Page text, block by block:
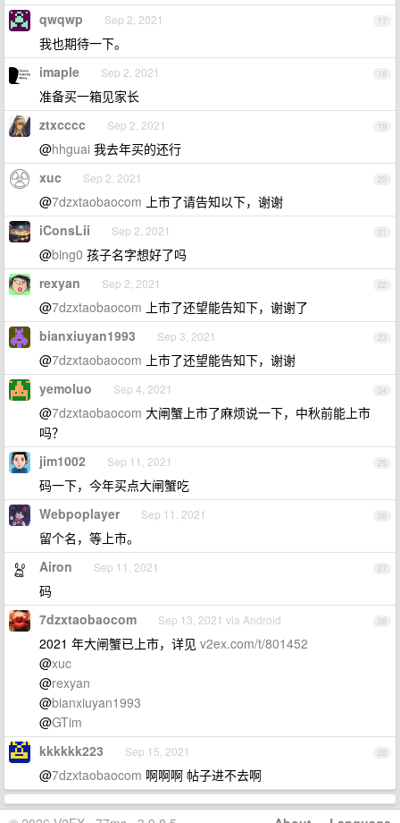
17
qwqwp Sep 2, 2021
我也期待一下。
18
imaple Sep 2, 2021
准备买一箱见家长
19
ztxcccc Sep 2, 2021
@hhguai 我去年买的还行
20
xuc Sep 2, 2021
@7dzxtaobaocom 上市了请告知以下，谢谢
21
iConsLii Sep 2, 2021
@bing0 孩子名字想好了吗
22
rexyan Sep 2, 2021
@7dzxtaobaocom 上市了还望能告知下，谢谢了
23
bianxiuyan1993 Sep 3, 2021
@7dzxtaobaocom 上市了还望能告知下，谢谢
24
yemoluo Sep 4, 2021
@7dzxtaobaocom 大闸蟹上市了麻烦说一下，中秋前能上市
吗？
25
jim1002 Sep 11, 2021
码一下，今年买点大闸蟹吃
26
Webpoplayer Sep 11, 2021
留个名，等上市。
27
Airon Sep 11, 2021
码
28
7dzxtaobaocom Sep 13, 2021 via Android
2021 年大闸蟹已上市，详见 v2ex.com/t/801452
@xuc
@rexyan
@bianxiuyan1993
@GTim
29
kkkkkk223 Sep 15, 2021
@7dzxtaobaocom 啊啊啊 帖子进不去啊